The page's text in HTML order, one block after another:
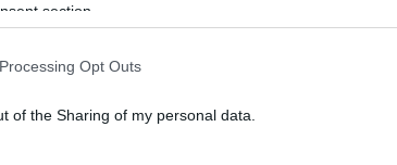
section.
Opt Outs
of the Sharing of my personal data.